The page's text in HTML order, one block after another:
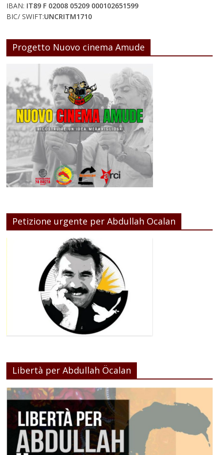
IBAN: IT89 F 02008 05209 000102651599
BIC/ SWIFT:UNCRITM1710
Progetto Nuovo cinema Amude
Petizione urgente per Abdullah Ocalan
Libertà per Abdullah Öcalan